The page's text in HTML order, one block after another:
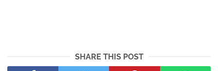
SHARE THIS POST